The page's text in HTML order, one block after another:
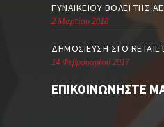
ΓΥΝΑΙΚΕΊΟΥ ΒΌΛΕΪ ΤΗΣ
2 Μαρτίου 2018
ΔΗΜΟΣΊΕΥΣΗ ΣΤΟ RETAIL
14 Φεβρουαρίου 2017
ΕΠΙΚΟΙΝΩΝΉΣΤΕ